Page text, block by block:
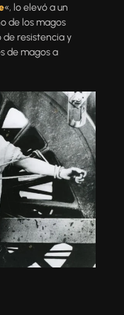
«, lo elevó a un
de los magos
de resistencia y
de magos a